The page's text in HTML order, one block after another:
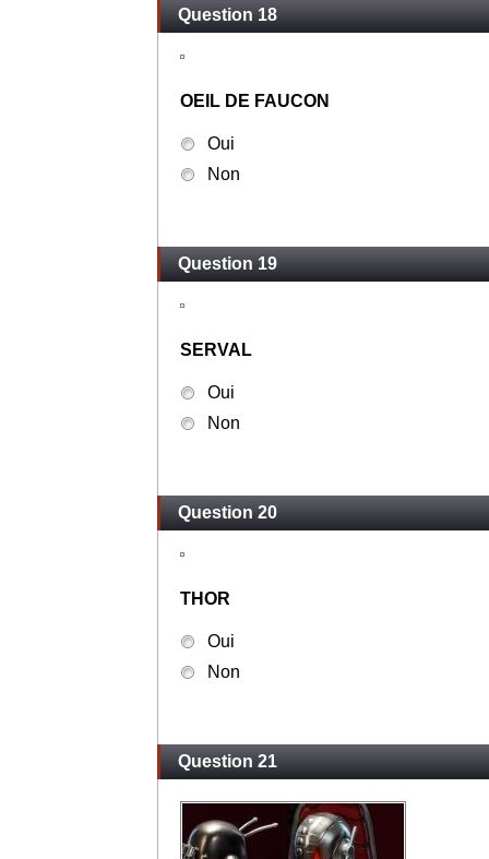
Question 18
OEIL DE FAUCON
Oui
Non
Question 19
SERVAL
Oui
Non
Question 20
THOR
Oui
Non
Question 21